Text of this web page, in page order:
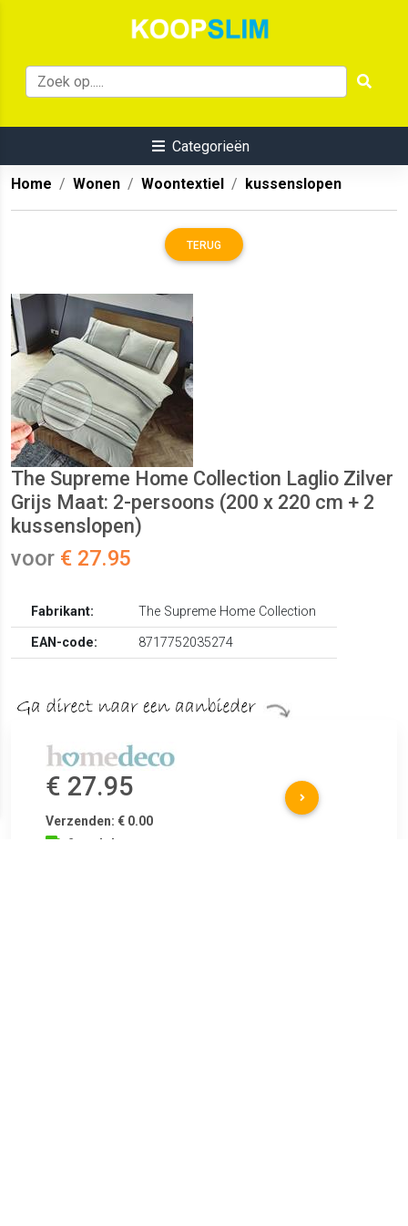
Categorieën
Home Wonen Woontextiel kussenslopen
TERUG
The Supreme Home Collection Laglio Zilver
Grijs Maat: 2-persoons (200 x 220 cm + 2
kussenslopen)
voor € 27.95
Fabrikant:
The Supreme Home Collection
EAN-code:
8717752035274
€ 27.95
Verzenden: € 0.00
2 werkdagen